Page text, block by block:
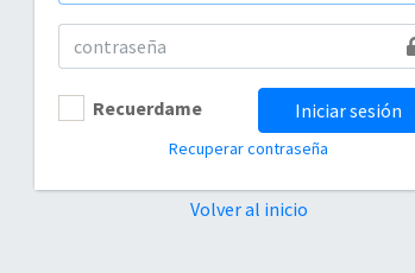
Recuerdame Iniciar sesión
Recuperar contraseña
Volver al inicio